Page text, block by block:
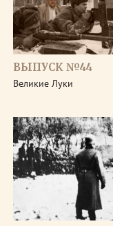
ВЫПУСК №44
Великие Луки